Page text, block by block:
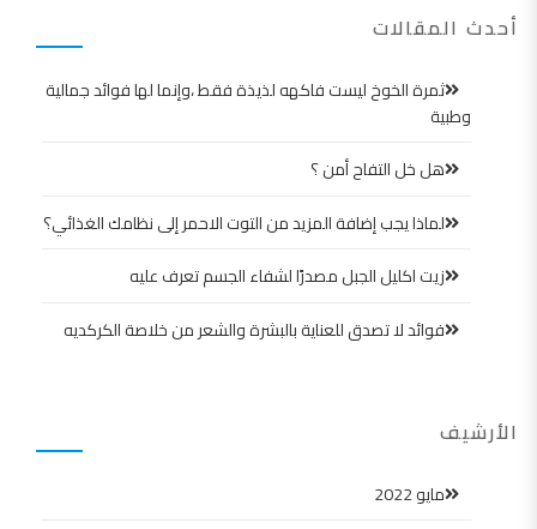
أحدث المقالات
ثمرة الخوخ ليست فاكهه لذيذة فقط ،وإنما لها فوائد جمالية
وطبية
هل خل التفاح أمن ؟
لماذا يجب إضافة المزيد من التوت الاحمر إلى نظامك الغذائي؟
زيت اكليل الجبل مصدرًا لشفاء الجسم تعرف عليه
فوائد لا تصدق للعناية بالبشرة والشعر من خلاصة الكركديه
الأرشيف
مايو 2022